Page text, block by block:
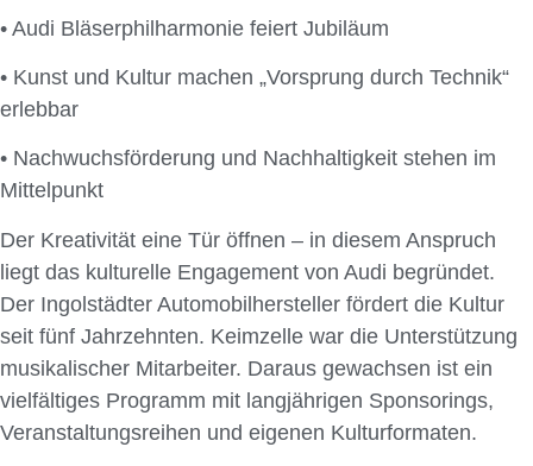
• Audi Bläserphilharmonie feiert Jubiläum
• Kunst und Kultur machen „Vorsprung durch Technik“
erlebbar
• Nachwuchsförderung und Nachhaltigkeit stehen im
Mittelpunkt
Der Kreativität eine Tür öffnen – in diesem Anspruch
liegt das kulturelle Engagement von Audi begründet.
Der Ingolstädter Automobilhersteller fördert die Kultur
seit fünf Jahrzehnten. Keimzelle war die Unterstützung
musikalischer Mitarbeiter. Daraus gewachsen ist ein
vielfältiges Programm mit langjährigen Sponsorings,
Veranstaltungsreihen und eigenen Kulturformaten.